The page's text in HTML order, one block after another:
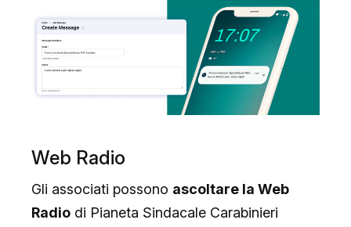
Web Radio
Gli associati possono ascoltare la Web
Radio di Pianeta Sindacale Carabinieri